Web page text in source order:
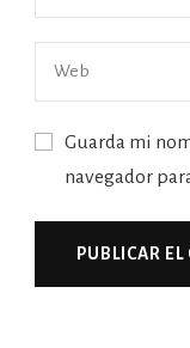
Guarda mi
navegador